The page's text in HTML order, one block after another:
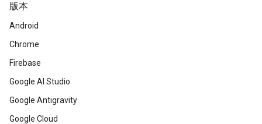
版本
Android
Chrome
Firebase
Google AI Studio
Google Antigravity
Google Cloud